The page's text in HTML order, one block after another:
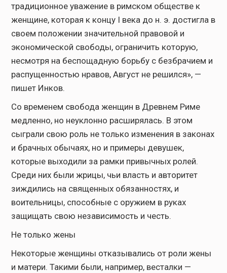
традиционное уважение в римском обществе к
женщине, которая к концу I века до н. э. достигла в
своем положении значительной правовой и
экономической свободы, ограничить которую,
несмотря на беспощадную борьбу с безбрачием и
распущенностью нравов, Август не решился», —
пишет Инков.
Со временем свобода женщин в Древнем Риме
медленно, но неуклонно расширялась. В этом
сыграли свою роль не только изменения в законах
и брачных обычаях, но и примеры девушек,
которые выходили за рамки привычных ролей.
Среди них были жрицы, чьи власть и авторитет
зиждились на священных обязанностях, и
воительницы, способные с оружием в руках
защищать свою независимость и честь.
Не только жены
Некоторые женщины отказывались от роли жены
и матери. Такими были, например, весталки —